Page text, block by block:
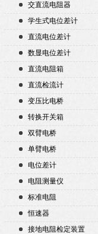
交直流电阻器
学生式电位差计
直流电位差计
数显电位差计
直流电阻箱
直流检流计
变压比电桥
转换开关箱
双臂电桥
单臂电桥
电位差计
电阻测量仪
标准电阻
恒速器
接地电阻检定装置